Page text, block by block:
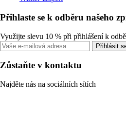
Přihlaste se k odběru našeho
Využijte slevu 10 % při přihlášení k
Přihlásit
Zůstaňte v kontaktu
Najděte nás na sociálních sítích